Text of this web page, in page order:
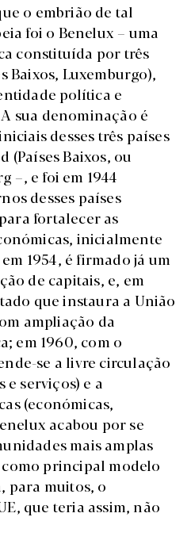
o embrião de tal
foi o Benelux – uma
constituída por três
Baixos, Luxemburgo),
política e
sua denominação é
desses três países
(Países Baixos, ou
–, e foi em 1944
desses países
fortalecer as
inicialmente
1954, é firmado já um
de capitais, e, em
que instaura a União
ampliação da
em 1960, com o
se a livre circulação
e serviços) e a
(económicas,
acabou por se
mais amplas
como principal modelo
para muitos, o
que teria assim, não